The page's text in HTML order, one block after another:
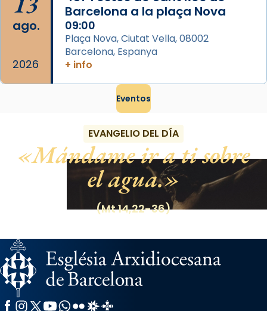
ago.
2026
Barcelona a la plaça Nova
09:00
Plaça Nova, Ciutat Vella, 08002
Barcelona, Espanya
+ info
Eventos
EVANGELIO DEL DÍA
Mándame ir a ti sobre
el agua.
(Mt 14,22-36)
Facebook
Instagram
X / Twitter
YouTube
WhatsApp
FlickrRadio Estel
Catalunya Cristiana